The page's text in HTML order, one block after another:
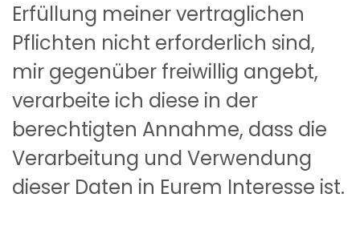
Erfüllung meiner vertraglichen
Pflichten nicht erforderlich sind,
mir gegenüber freiwillig angebt,
verarbeite ich diese in der
berechtigten Annahme, dass die
Verarbeitung und Verwendung
dieser Daten in Eurem Interesse ist.